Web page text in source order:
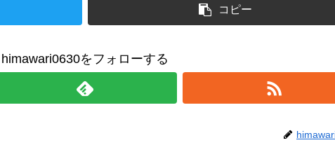
コピー
himawari0630をフォローする